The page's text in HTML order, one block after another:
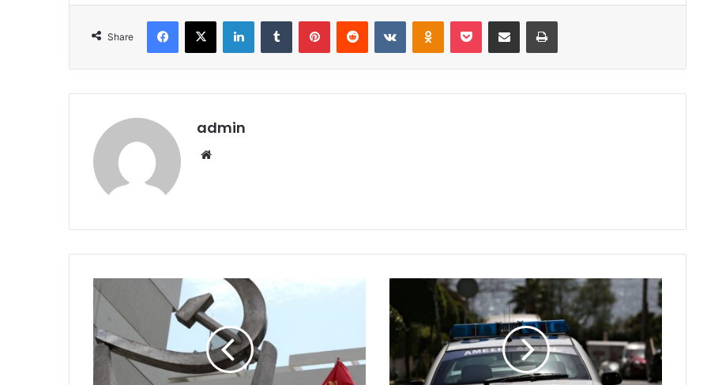
Share
Facebook
X LinkedInTumblr PinterestReddit VKontakteOdnoklassniki
Pocket Share via Email Print
admin